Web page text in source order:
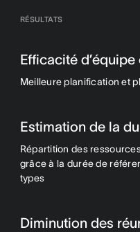
RÉSULTATS
Efficacité
Meilleure planification et
Estimation de la
Répartition des
grâce à la durée de
types
Diminution des